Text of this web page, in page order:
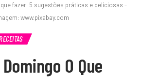
fazer: 5 sugestões práticas e deliciosas -
www.pixabay.com
O Que